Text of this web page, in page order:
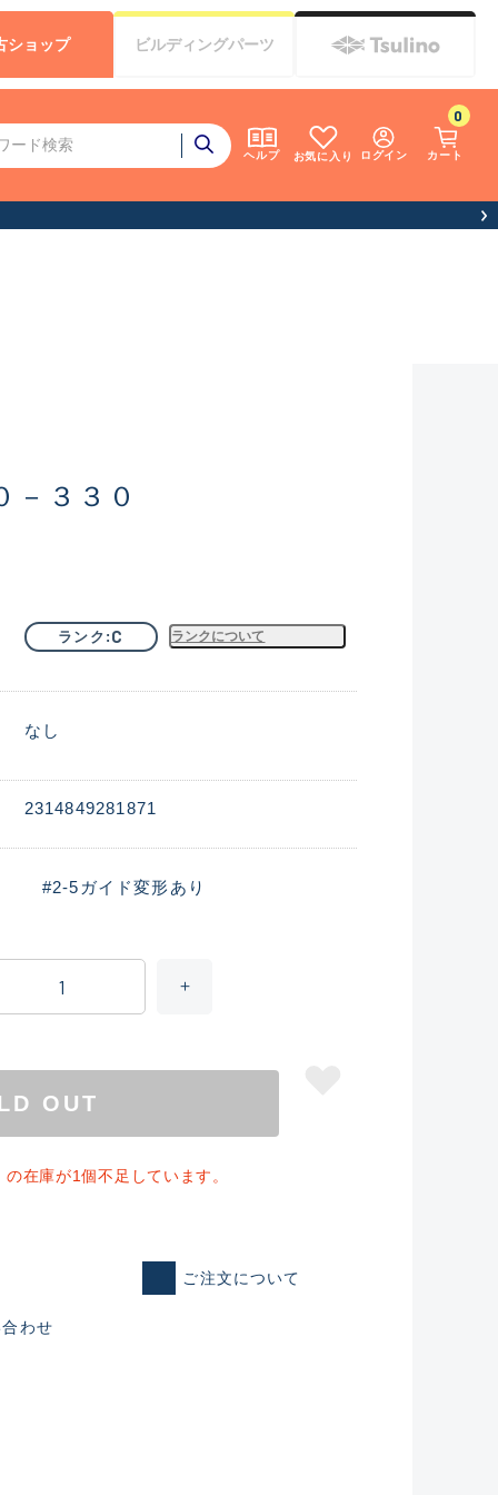
ヘルプ お気に入り ログイン カート
0
ショップ ビルディングパーツ
れた未使用
－３３０
ランク C ランクについて
なし
2314849281871
#2-5ガイド変形あり
OUT
在庫が1個不足しています。
ご注文について
わせ